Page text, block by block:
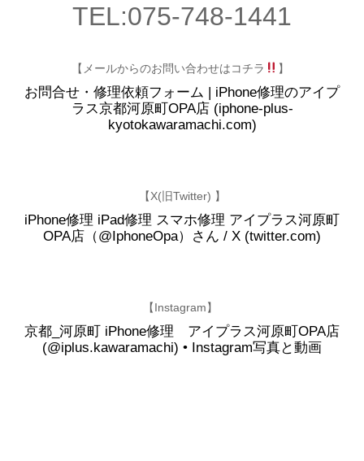
TEL:075-748-1441
【メールからのお問い合わせはコチラ 】
お問合せ・修理依頼フォーム | iPhone修理のアイプ
ラス京都河原町OPA店 (iphone-plus-
kyotokawaramachi.com)
【X(旧Twitter) 】
iPhone修理 iPad修理 スマホ修理 アイプラス河原町
OPA店（@IphoneOpa）さん / X (twitter.com)
【Instagram】
京都_河原町 iPhone修理 アイプラス河原町OPA店
(@iplus.kawaramachi) • Instagram写真と動画